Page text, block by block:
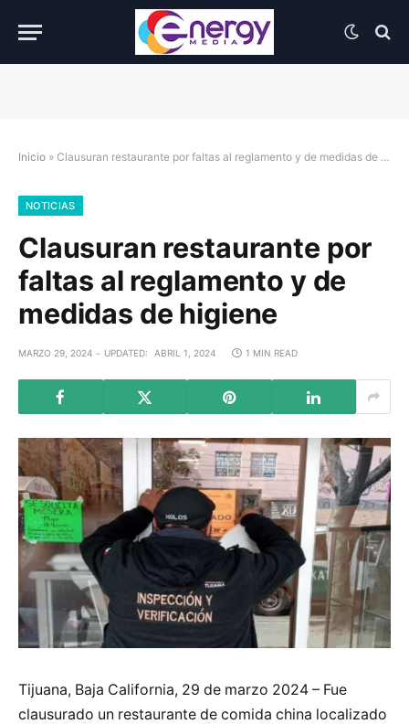
Inicio » Clausuran restaurante por faltas al reglamento y de medidas de higiene
NOTICIAS
Clausuran restaurante por
faltas al reglamento y de
medidas de higiene
MARZO 29, 2024 UPDATED: ABRIL 1, 2024 1 MIN READ
Tijuana, Baja California, 29 de marzo 2024 – Fue
clausurado un restaurante de comida china localizado